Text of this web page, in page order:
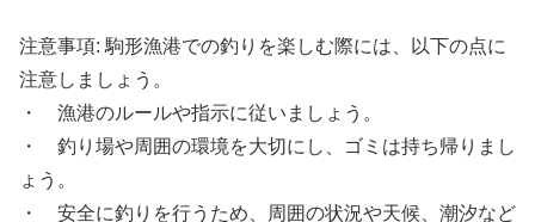
注意事項: 駒形漁港での釣りを楽しむ際には、以下の点に
注意しましょう。
・ 漁港のルールや指示に従いましょう。
・ 釣り場や周囲の環境を大切にし、ゴミは持ち帰りまし
ょう。
・ 安全に釣りを行うため、周囲の状況や天候、潮汐など